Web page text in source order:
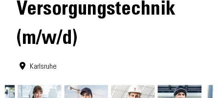
Versorgungstechnik
(m/w/d)
Karlsruhe